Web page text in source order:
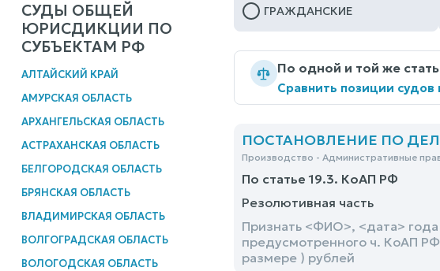
СУДЫ ОБЩЕЙ
ЮРИСДИКЦИИ ПО
СУБЪЕКТАМ РФ
АЛТАЙСКИЙ КРАЙ
АМУРСКАЯ ОБЛАСТЬ
АРХАНГЕЛЬСКАЯ ОБЛАСТЬ
АСТРАХАНСКАЯ ОБЛАСТЬ
БЕЛГОРОДСКАЯ ОБЛАСТЬ
БРЯНСКАЯ ОБЛАСТЬ
ВЛАДИМИРСКАЯ ОБЛАСТЬ
ВОЛГОГРАДСКАЯ ОБЛАСТЬ
ВОЛОГОДСКАЯ ОБЛАСТЬ
ГРАЖДАНСКИЕ
По одной и той же
Сравнить позиции судов
ПОСТАНОВЛЕНИЕ ПО
Производство - Административные
По статье 19.3. КоАП РФ
Резолютивная часть
Признать <ФИО>, <дата>
предусмотренного ч. КоАП
размере ) рублей